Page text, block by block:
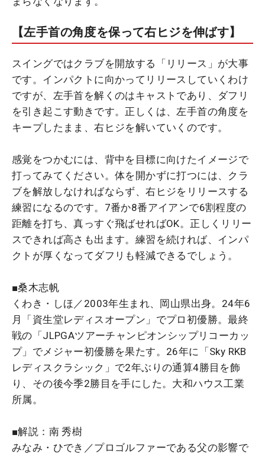
【左手首の角度を保って右ヒジを伸ばす】
スイングではクラブを開放する「リリース」が大事
です。インパクトに向かってリリースしていくわけ
ですが、左手首を解くのはキャストであり、ダフリ
を引き起こす動きです。正しくは、左手首の角度を
キープしたまま、右ヒジを解いていくのです。
感覚をつかむには、背中を目標に向けたイメージで
打ってみてください。体を開かずに打つには、クラ
ブを解放しなければならず、右ヒジをリリースする
練習になるのです。7番か8番アイアンで6割程度の
距離を打ち、真っすぐ飛ばせればOK。正しくリリー
スできれば高さも出ます。練習を続ければ、インパ
クトが厚くなってダフリも軽減できるでしょう。
■桑木志帆
くわき・しほ／2003年生まれ、岡山県出身。24年6
月「資生堂レディスオープン」でプロ初優勝。最終
戦の「JLPGAツアーチャンピオンシップリコーカッ
プ」でメジャー初優勝を果たす。26年に「Sky RKB
レディスクラシック」で2年ぶりの通算4勝目を飾
り、その後今季2勝目を手にした。大和ハウス工業
所属。
■解説：南 秀樹
みなみ・ひでき／プロゴルファーである父の影響で